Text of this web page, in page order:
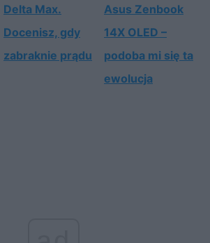
Delta Max.
Docenisz, gdy
zabraknie prądu
Asus Zenbook
14X OLED –
podoba mi się ta
ewolucja